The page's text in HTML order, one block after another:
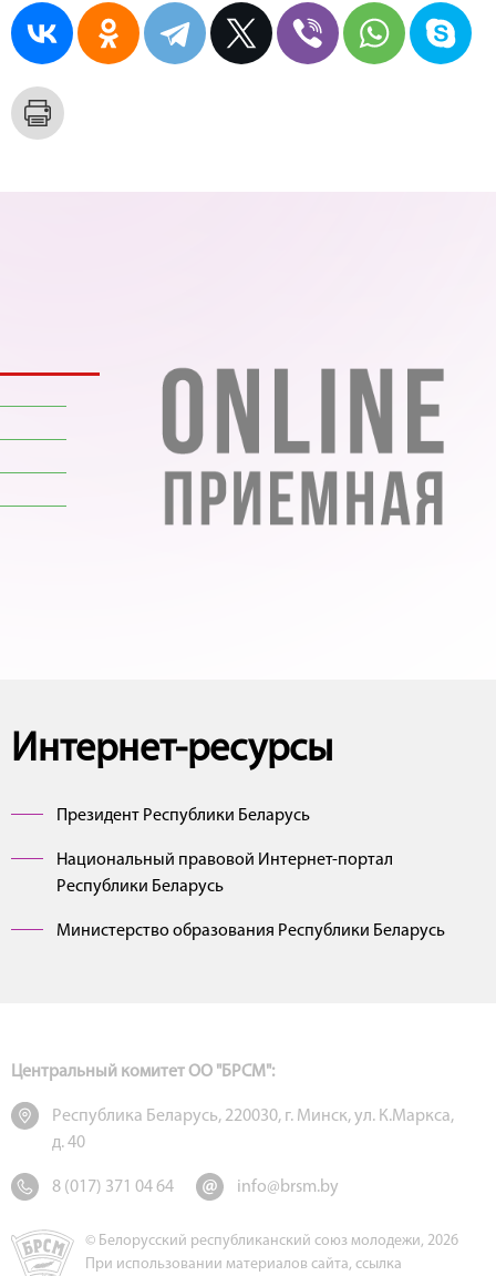
Интернет-ресурсы
Президент Республики Беларусь
Национальный правовой Интернет-портал
Республики Беларусь
Министерство образования Республики Беларусь
Центральный комитет ОО "БРСМ":
Республика Беларусь, 220030, г. Минск, ул. К.Маркса,
д. 40
8 (017) 371 04 64 info@brsm.by
© Белорусский республиканский союз молодежи, 2026
При использовании материалов сайта, ссылка